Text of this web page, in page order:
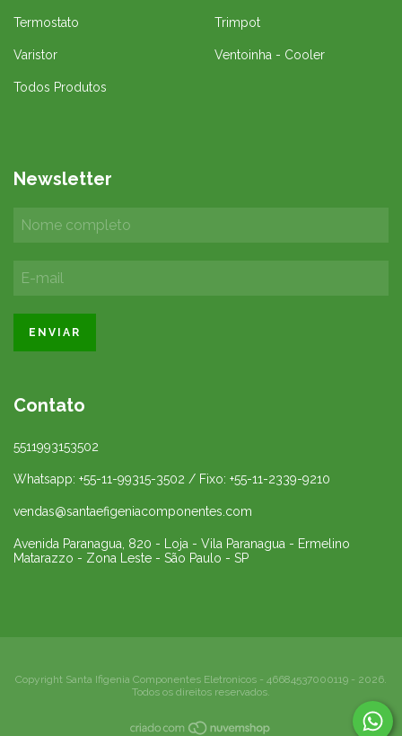
Termostato Trimpot
Varistor Ventoinha - Cooler
Todos Produtos
Newsletter
Contato
5511993153502
Whatsapp: +55-11-99315-3502 / Fixo: +55-11-2339-9210
vendas@santaefigeniacomponentes.com
Avenida Paranagua, 820 - Loja - Vila Paranagua - Ermelino
Matarazzo - Zona Leste - São Paulo - SP
Copyright Santa Ifigenia Componentes Eletronicos - 46684537000119 - 2026.
Todos os direitos reservados.